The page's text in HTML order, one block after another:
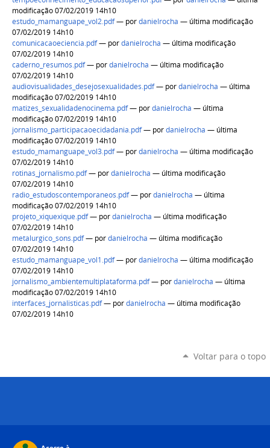
modificação 07/02/2019 14h10
estudo_mamanguape_vol2.pdf— pordanielrocha — última modificação
07/02/2019 14h10
comunicacaoeciencia.pdf— pordanielrocha — última modificação
07/02/2019 14h10
caderno_resumos.pdf— pordanielrocha — última modificação
07/02/2019 14h10
audiovisualidades_desejosexualidades.pdf— pordanielrocha — última
modificação 07/02/2019 14h10
matizes_sexualidadenocinema.pdf— pordanielrocha — última
modificação 07/02/2019 14h10
jornalismo_participacaoecidadania.pdf— pordanielrocha — última
modificação 07/02/2019 14h10
estudo_mamanguape_vol3.pdf— pordanielrocha — última modificação
07/02/2019 14h10
rotinas_jornalismo.pdf— pordanielrocha — última modificação
07/02/2019 14h10
radio_estudoscontemporaneos.pdf— pordanielrocha — última
modificação 07/02/2019 14h10
projeto_xiquexique.pdf— pordanielrocha — última modificação
07/02/2019 14h10
metalurgico_sons.pdf— pordanielrocha — última modificação
07/02/2019 14h10
estudo_mamanguape_vol1.pdf— pordanielrocha — última modificação
07/02/2019 14h10
jornalismo_ambientemultiplataforma.pdf— pordanielrocha — última
modificação 07/02/2019 14h10
interfaces_jornalisticas.pdf— pordanielrocha — última modificação
07/02/2019 14h10
Voltar para o topo